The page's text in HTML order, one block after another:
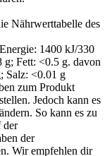
Nährwerttabelle des
1400 kJ/330
Fett: <0.5 g. davon
Salz: <0.01 g
zum Produkt
Jedoch kann es
So kann es zu
der
der
Wir empfehlen dir